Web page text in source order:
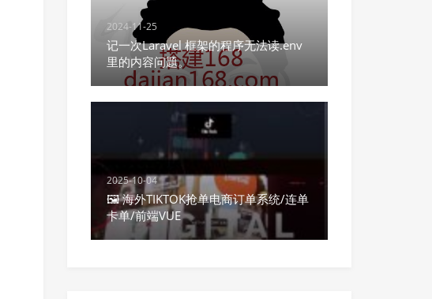
2024-11-25
记一次Laravel 框架的程序无法读.env
里的内容问题。
2025-10-04
🖼 海外TIKTOK抢单电商订单系统/连单
卡单/前端VUE